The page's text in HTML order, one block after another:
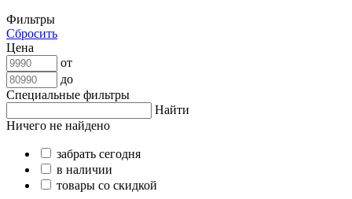
Фильтры
Сбросить
Цена
от
до
Специальные фильтры
Найти
Ничего не найдено
забрать сегодня
в наличии
товары со скидкой